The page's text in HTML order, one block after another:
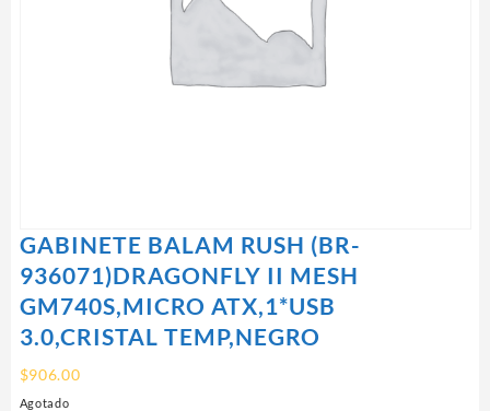
GABINETE BALAM RUSH (BR-
936071)DRAGONFLY II MESH
GM740S,MICRO ATX,1*USB
3.0,CRISTAL TEMP,NEGRO
$906.00
Agotado